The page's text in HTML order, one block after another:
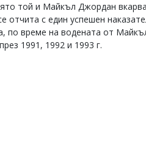
той и Майкъл Джордан
с един успешен
по време на водената от
1991, 1992 и 1993 г.